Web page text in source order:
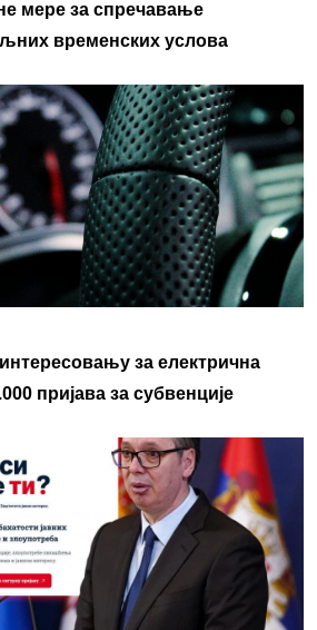
мере за спречавање
временских услова
за електрична
пријава за субвенције